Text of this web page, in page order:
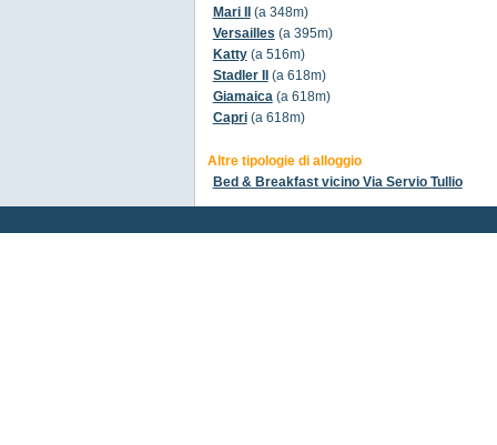
Mari II
(a 348m)
Versailles (a 395m)
Katty(a 516m)
Stadler II
(a 618m)
Giamaica(a 618m)
Capri(a 618m)
Altre tipologie di alloggio
Bed & Breakfast vicino Via Servio Tullio